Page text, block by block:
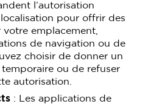
l’autorisation
pour offrir des
votre emplacement,
de navigation ou de
choisir de donner un
ou de refuser
autorisation.
: Les applications de